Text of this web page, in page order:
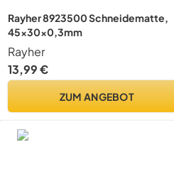
Rayher 8923500 Schneidematte,
45x30x0,3mm
Rayher
13,99 €
ZUM ANGEBOT